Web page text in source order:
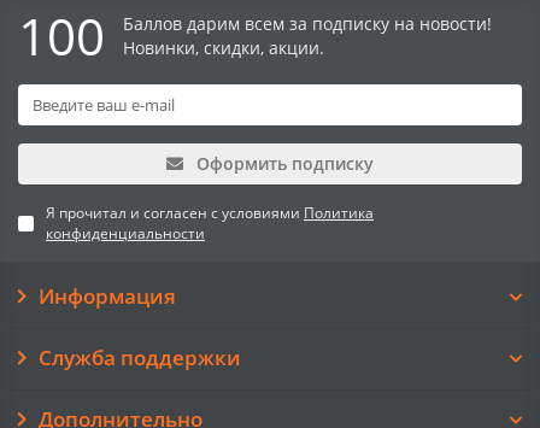
100
Баллов дарим всем за подписку на новости!
Новинки, скидки, акции.
Оформить подписку
Я прочитал и согласен с условиями Политика
конфиденциальности
Информация
Служба поддержки
Дополнительно